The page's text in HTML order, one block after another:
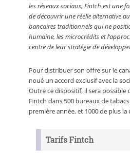
les réseaux sociaux, Fintch est une
de découvrir une réelle alternative
bancaires traditionnels qui ne
humaine, les microcrédits et
centre de leur stratégie de
Pour distribuer son offre sur le
noué un accord exclusif avec la
Outre ce dispositif, il sera possible
Fintch dans 500 bureaux de
première année, et 1000 de plus la
Tarifs Fintch